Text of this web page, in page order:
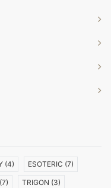
(4) ESOTERIC (7)
(7) TRIGON (3)